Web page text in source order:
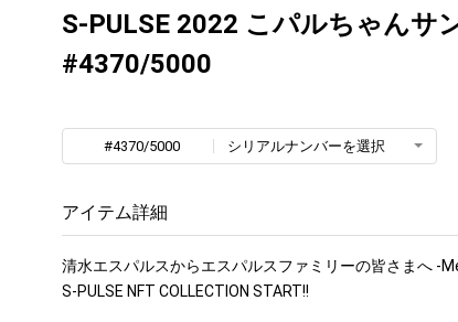
S-PULSE 2022 こパルちゃんサ
#4370/5000
#4370/5000 シリアルナンバーを選択
アイテム詳細
清水エスパルスからエスパルスファミリーの皆さまへ -
S-PULSE NFT COLLECTION START!!